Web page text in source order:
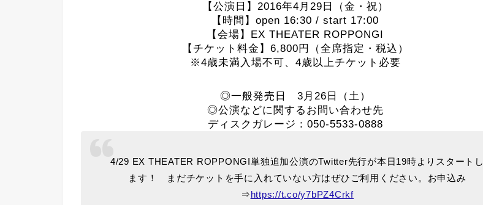
【公演日】2016年4月29日（金・祝）
【時間】open 16:30 / start 17:00
【会場】EX THEATER ROPPONGI
【チケット料金】6,800円（全席指定・税込）
※4歳未満入場不可、4歳以上チケット必要
◎一般発売日 3月26日（土）
◎公演などに関するお問い合わせ先
ディスクガレージ：050-5533-0888
4/29 EX THEATER ROPPONGI単独追加公演のTwitter先行が本日19時よりスタートし
ます！ まだチケットを手に入れていない方はぜひご利用ください。お申込み
⇒https://t.co/y7bPZ4Crkf